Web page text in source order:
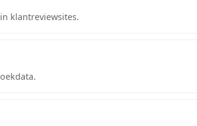
klantreviewsites.